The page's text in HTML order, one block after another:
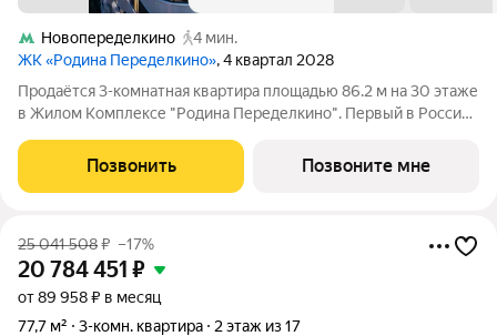
Новопеределкино
4 мин.
ЖК «Родина Переделкино», 4 квартал 2028
Продаётся 3-комнатная квартира площадью 86.2 м на 30 этаже
в Жилом Комплексе "Родина Переделкино". Первый в России
квартал бизнес-класса на Западе Москвы на границе с
Ульяновским лесопарком,
Позвонить Позвоните мне
25 041 508₽ –17%
20 784 451 ₽
от 89 958 ₽ в месяц
77,7 м²
3-комн. квартира 2 этаж из 17